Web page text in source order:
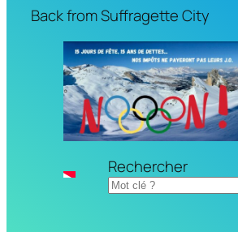
Back from Suffragette City
Rechercher